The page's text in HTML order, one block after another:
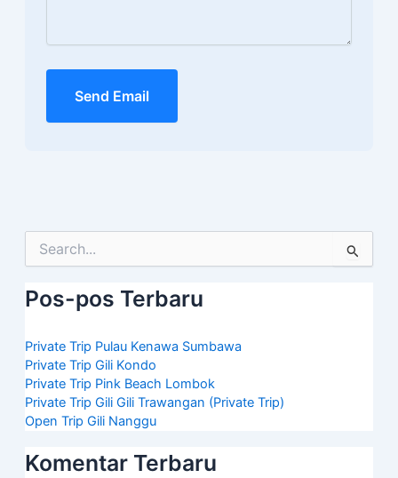
Send Email
Cari
untuk:
Pos-pos Terbaru
Private Trip Pulau Kenawa Sumbawa
Private Trip Gili Kondo
Private Trip Pink Beach Lombok
Private Trip Gili Gili Trawangan (Private Trip)
Open Trip Gili Nanggu
Komentar Terbaru